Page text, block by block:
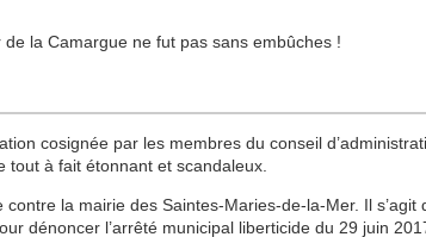
la Camargue ne fut pas sans embûches !
cosignée par les membres du conseil
tout à fait étonnant et scandaleux.
la mairie des Saintes-Maries-de-la-Mer. Il s’agit
dénoncer l’arrêté municipal liberticide du 29 juin